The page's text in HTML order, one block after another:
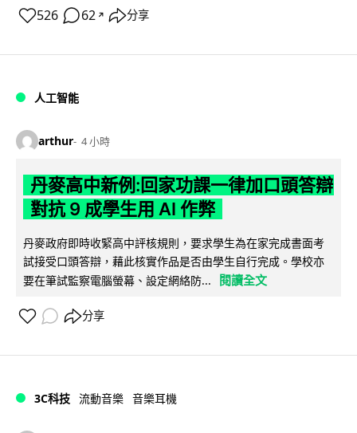
526 62 ↗ 分享
人工智能
arthur 4 小時
丹麥高中新例:回家功課一律加口頭答辯
對抗 9 成學生用 AI 作弊
丹麥政府即時收緊高中評核規則，要求學生為在家完成書面考
試接受口頭答辯，藉此核實作品是否由學生自行完成。學校亦
要在筆試監察電腦螢幕、設定網絡防...
閱讀全文
分享
3C科技 流動音樂 音樂耳機